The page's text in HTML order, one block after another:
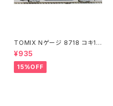
TOMIX Nゲージ 8718 コキ10
7 (増備型・コンテナなし) 鉄道
模型
¥935
15%OFF